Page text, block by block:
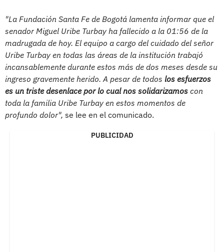
"La Fundación Santa Fe de Bogotá lamenta informar que el
senador Miguel Uribe Turbay ha fallecido a la 01:56 de la
madrugada de hoy. El equipo a cargo del cuidado del señor
Uribe Turbay en todas las áreas de la institución trabajó
incansablemente durante estos más de dos meses desde su
ingreso gravemente herido. A pesar de todos los esfuerzos
es un triste desenlace por lo cual nos solidarizamos con
toda la familia Uribe Turbay en estos momentos de
profundo dolor", se lee en el comunicado.
PUBLICIDAD